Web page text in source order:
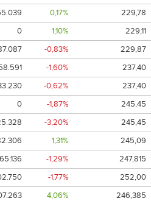
0,17%
229,78
0 1,10%
229,11
-0,83%
229,87
-1,60%
237,40
-0,62%
237,40
0 -1,87%
245,45
-3,20%
245,45
1,31%
245,09
65.136 -1,29%
247,815
-1,77%
252,00
4,06%
246,385